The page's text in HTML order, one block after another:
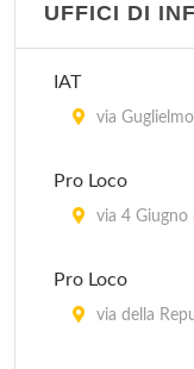
UFFICI DI
IAT
via
Pro Loco
via 4 Giugno
Pro Loco
via della